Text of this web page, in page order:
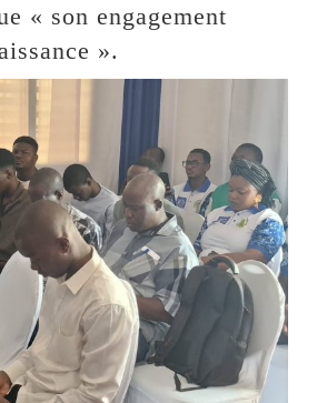
« son engagement
».